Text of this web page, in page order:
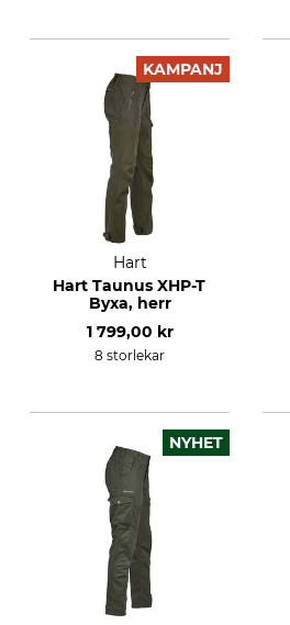
KAMPANJ
Hart
Hart Taunus XHP-T
Byxa, herr
1 799,00 kr
8 storlekar
NYHET